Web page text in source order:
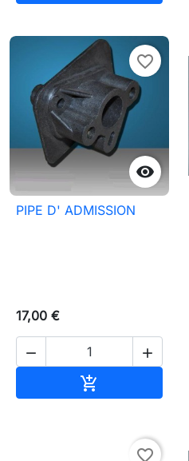

favorite_border
PIPE D' ADMISSION
17,00 €
 

favorite_border